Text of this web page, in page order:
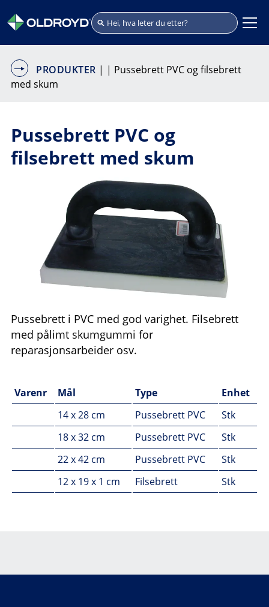
PRODUKTER | | Pussebrett PVC og filsebrett
med skum
Pussebrett PVC og
filsebrett med skum
Pussebrett i PVC med god varighet. Filsebrett
med pålimt skumgummi for
reparasjonsarbeider osv.
Varenr Mål Type
Enhet
14 x 28 cm
Pussebrett PVC
Stk
18 x 32 cm
Pussebrett PVC
Stk
22 x 42 cm
Pussebrett PVC
Stk
12 x 19 x 1 cm
Filsebrett Stk